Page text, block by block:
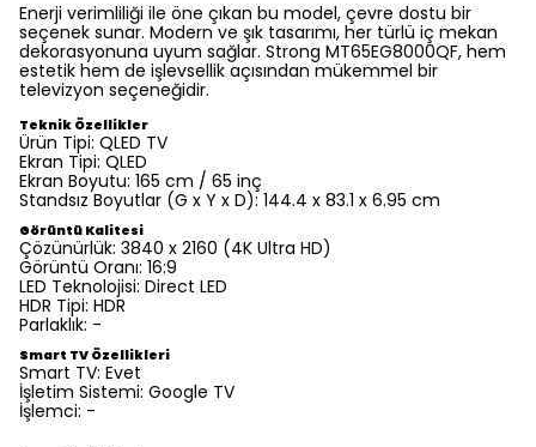
Enerji verimliliği ile öne çıkan bu model, çevre dostu bir
seçenek sunar. Modern ve şık tasarımı, her türlü iç mekan
dekorasyonuna uyum sağlar. Strong MT65EG8000QF, hem
estetik hem de işlevsellik açısından mükemmel bir
televizyon seçeneğidir.
Teknik Özellikler
Ürün Tipi: QLED TV
Ekran Tipi: QLED
Ekran Boyutu: 165 cm / 65 inç
Standsız Boyutlar (G x Y x D): 144.4 x 83.1 x 6.95 cm
Görüntü Kalitesi
Çözünürlük: 3840 x 2160 (4K Ultra HD)
Görüntü Oranı: 16:9
LED Teknolojisi: Direct LED
HDR Tipi: HDR
Parlaklık: -
Smart TV Özellikleri
Smart TV: Evet
İşletim Sistemi: Google TV
İşlemci: -